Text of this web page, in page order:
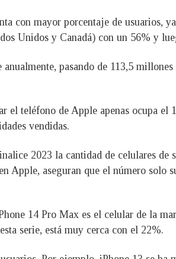
con mayor porcentaje de usuarios,
Unidos y Canadá) con un 56% y
pasando de 113,5
el teléfono de Apple apenas ocupa el
vendidas.
2023 la cantidad de celulares de
Apple, aseguran que el número solo
14 Pro Max es el celular de la
serie, está muy cerca con el 22%.